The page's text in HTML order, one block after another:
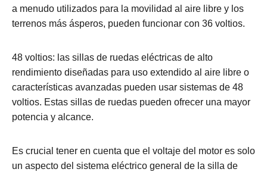
a menudo utilizados para la movilidad al aire libre y los
terrenos más ásperos, pueden funcionar con 36 voltios.
48 voltios: las sillas de ruedas eléctricas de alto
rendimiento diseñadas para uso extendido al aire libre o
características avanzadas pueden usar sistemas de 48
voltios. Estas sillas de ruedas pueden ofrecer una mayor
potencia y alcance.
Es crucial tener en cuenta que el voltaje del motor es solo
un aspecto del sistema eléctrico general de la silla de